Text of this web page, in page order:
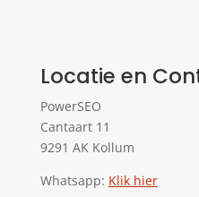
Locatie en
PowerSEO
Cantaart 11
9291 AK Kollum
Whatsapp: Klik hier